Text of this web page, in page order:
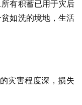
有积蓄已用于灾后
如洗的境地，生活
灾害程度深，损失